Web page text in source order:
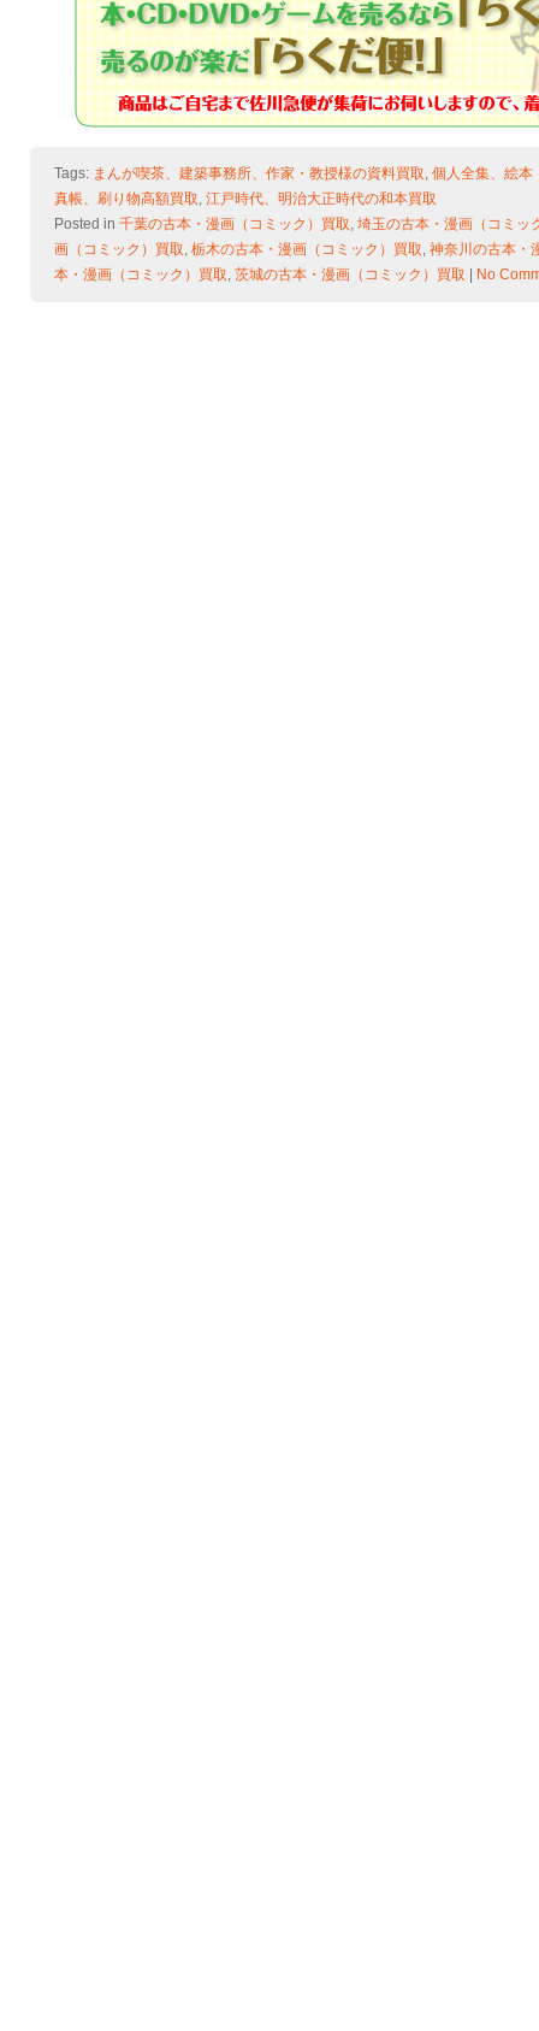
Tags: まんが喫茶、建築事務所、作家・教授様の資料買取, 個人全集、絵本
真帳、刷り物高額買取, 江戸時代、明治大正時代の和本買取
Posted in 千葉の古本・漫画（コミック）買取, 埼玉の古本・漫画（コミッ
画（コミック）買取, 栃木の古本・漫画（コミック）買取, 神奈川の古本・
本・漫画（コミック）買取, 茨城の古本・漫画（コミック）買取 No